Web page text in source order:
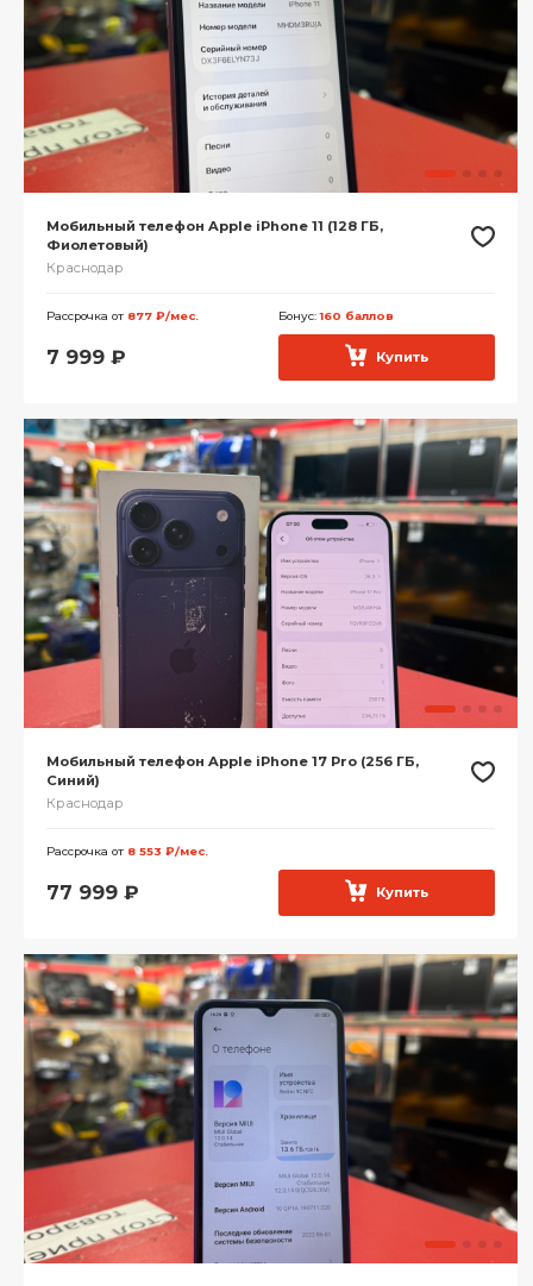
Мобильный телефон Apple iPhone 11 (128 ГБ,
Фиолетовый)
Краснодар
Рассрочка от 877 ₽/мес. Бонус:160 баллов
7 999 ₽ Купить
Мобильный телефон Apple iPhone 17 Pro (256 ГБ,
Синий)
Краснодар
Рассрочка от 8 553 ₽/мес.
77 999 ₽ Купить